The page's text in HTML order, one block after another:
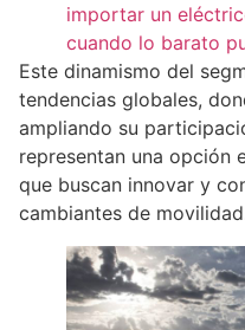
importar un
cuando lo barato
Este dinamismo del
tendencias globales,
ampliando su
representan una opción
que buscan innovar y
cambiantes de